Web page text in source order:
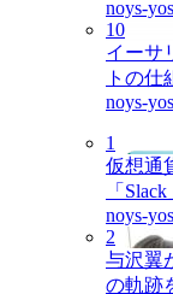
noys-
10
イーサ
トの仕
noys-
1
仮想通
「Slack
noys-
2
与沢翼
の軌跡